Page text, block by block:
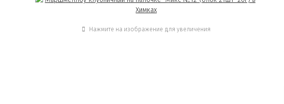
Нажмите на изображение для увеличения